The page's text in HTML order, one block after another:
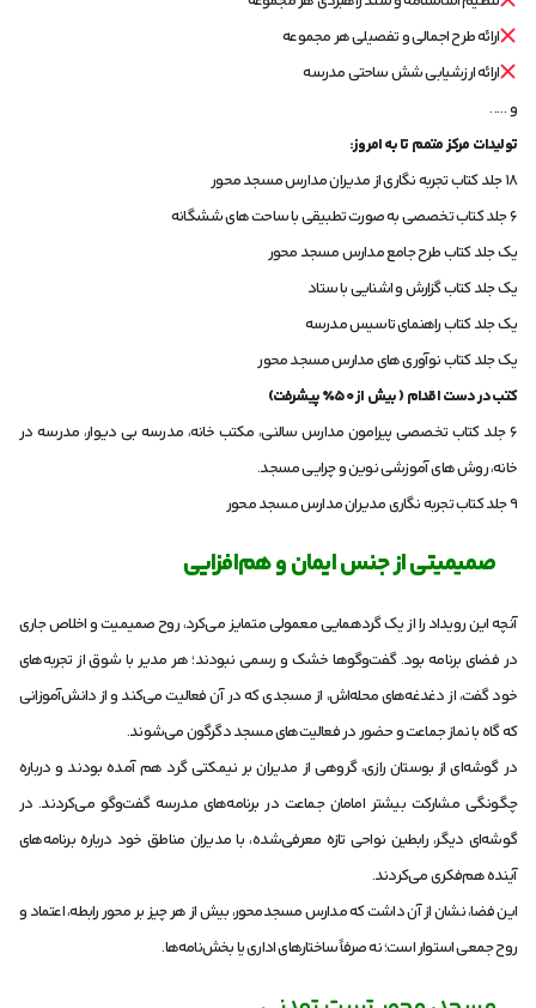
ارائه طرح اجمالی و تفصیلی هر مجموعه
ارائه ارزشیابی شش ساحتی مدرسه
و …. .
تولیدات مرکز متمم تا به امروز:
۱۸ جلد کتاب تجربه نگاری از مدیران مدارس مسجد محور
۶ جلد کتاب تخصصی به صورت تطبیقی با ساحت های ششگانه
یک جلد کتاب طرح جامع مدارس مسجد محور
یک جلد کتاب گزارش و اشنایی با ستاد
یک جلد کتاب راهنمای تاسیس مدرسه
یک جلد کتاب نوآوری های مدارس مسجد محور
کتب در دست اقدام ( بیش از۵۰٪
پیشرفت)
۶ جلد کتاب تخصصی پیرامون مدارس سالنی، مکتب خانه، مدرسه بی دیوار، مدرسه در
خانه، روش های آموزشی نوین و چرایی مسجد.
۹ جلد کتاب تجربه نگاری مدیران مدارس مسجد محور
صمیمیتی از جنس ایمان و هم‌افزایی
آنچه این رویداد را از یک گردهمایی معمولی متمایز می‌کرد، روح صمیمیت و اخلاص جاری
در فضای برنامه بود. گفت‌وگوها خشک و رسمی نبودند؛ هر مدیر با شوق از تجربه‌های
خود گفت، از دغدغه‌های محله‌اش، از مسجدی که در آن فعالیت می‌کند و از دانش‌آموزانی
که گاه با نماز جماعت و حضور در فعالیت‌های مسجد دگرگون می‌شوند.
در گوشه‌ای از بوستان رازی، گروهی از مدیران بر نیمکتی گرد هم آمده بودند و درباره
چگونگی مشارکت بیشتر امامان جماعت در برنامه‌های مدرسه گفت‌وگو می‌کردند. در
گوشه‌ای دیگر، رابطین نواحی تازه معرفی‌شده، با مدیران مناطق خود درباره برنامه‌های
آینده هم‌فکری می‌کردند.
این فضا، نشان از آن داشت که مدارس مسجد‌محور، بیش از هر چیز بر محور رابطه، اعتماد و
روح جمعی استوار است؛ نه صرفاً ساختارهای اداری یا بخش‌نامه‌ها.